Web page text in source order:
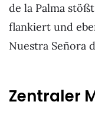
de la Palma
flankiert und
Nuestra Señora
Zentraler